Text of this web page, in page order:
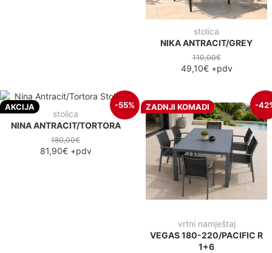
stolica
NIKA ANTRACIT/GREY
110,00€
49,10€+pdv
AKCIJA -55%
stolica
NINA ANTRACIT/TORTORA
180,00€
81,90€+pdv
ZADNJI KOMADI -
vrtni namještaj
VEGAS 180-220/PACIFIC R
1+6